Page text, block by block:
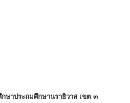
ษาประถมศึกษานราธิวาส เขต ๓